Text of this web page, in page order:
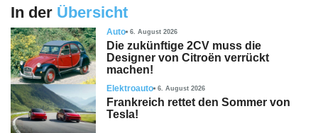
In der Übersicht
Auto 6. August 2026
Die zukünftige 2CV muss die
Designer von Citroën verrückt
machen!
Elektroauto 6. August 2026
Frankreich rettet den Sommer von
Tesla!